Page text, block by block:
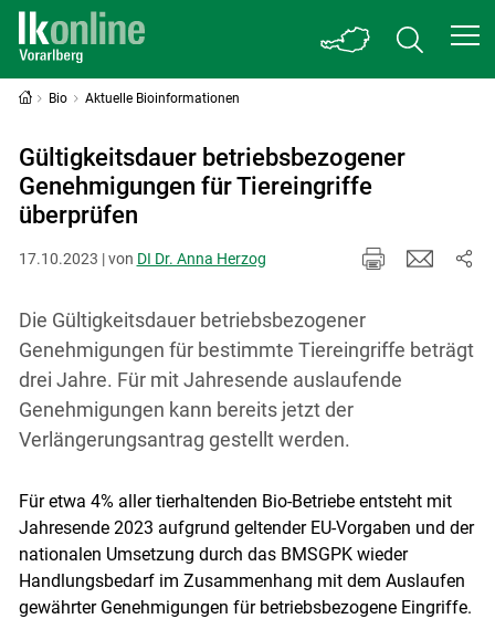
Bio Aktuelle Bioinformationen
Gültigkeitsdauer betriebsbezogener
Genehmigungen für Tiereingriffe
überprüfen
17.10.2023 | von DI Dr. Anna Herzog
Die Gültigkeitsdauer betriebsbezogener
Genehmigungen für bestimmte Tiereingriffe beträgt
drei Jahre. Für mit Jahresende auslaufende
Genehmigungen kann bereits jetzt der
Verlängerungsantrag gestellt werden.
Für etwa 4% aller tierhaltenden Bio-Betriebe entsteht mit
Jahresende 2023 aufgrund geltender EU-Vorgaben und der
nationalen Umsetzung durch das BMSGPK wieder
Handlungsbedarf im Zusammenhang mit dem Auslaufen
gewährter Genehmigungen für betriebsbezogene Eingriffe.